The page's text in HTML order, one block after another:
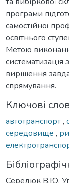
програми
самостійної
освітнього
Метою
вирішення
спрямування.
Ключові
автотранспорт,
середовище ,